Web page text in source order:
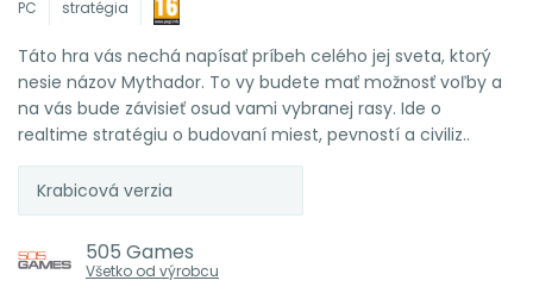
PC stratégia
Táto hra vás nechá napísať príbeh celého jej sveta, ktorý
nesie názov Mythador. To vy budete mať možnosť voľby a
na vás bude závisieť osud vami vybranej rasy. Ide o
realtime stratégiu o budovaní miest, pevností a civiliz..
Krabicová verzia
505 Games
Všetko od výrobcu